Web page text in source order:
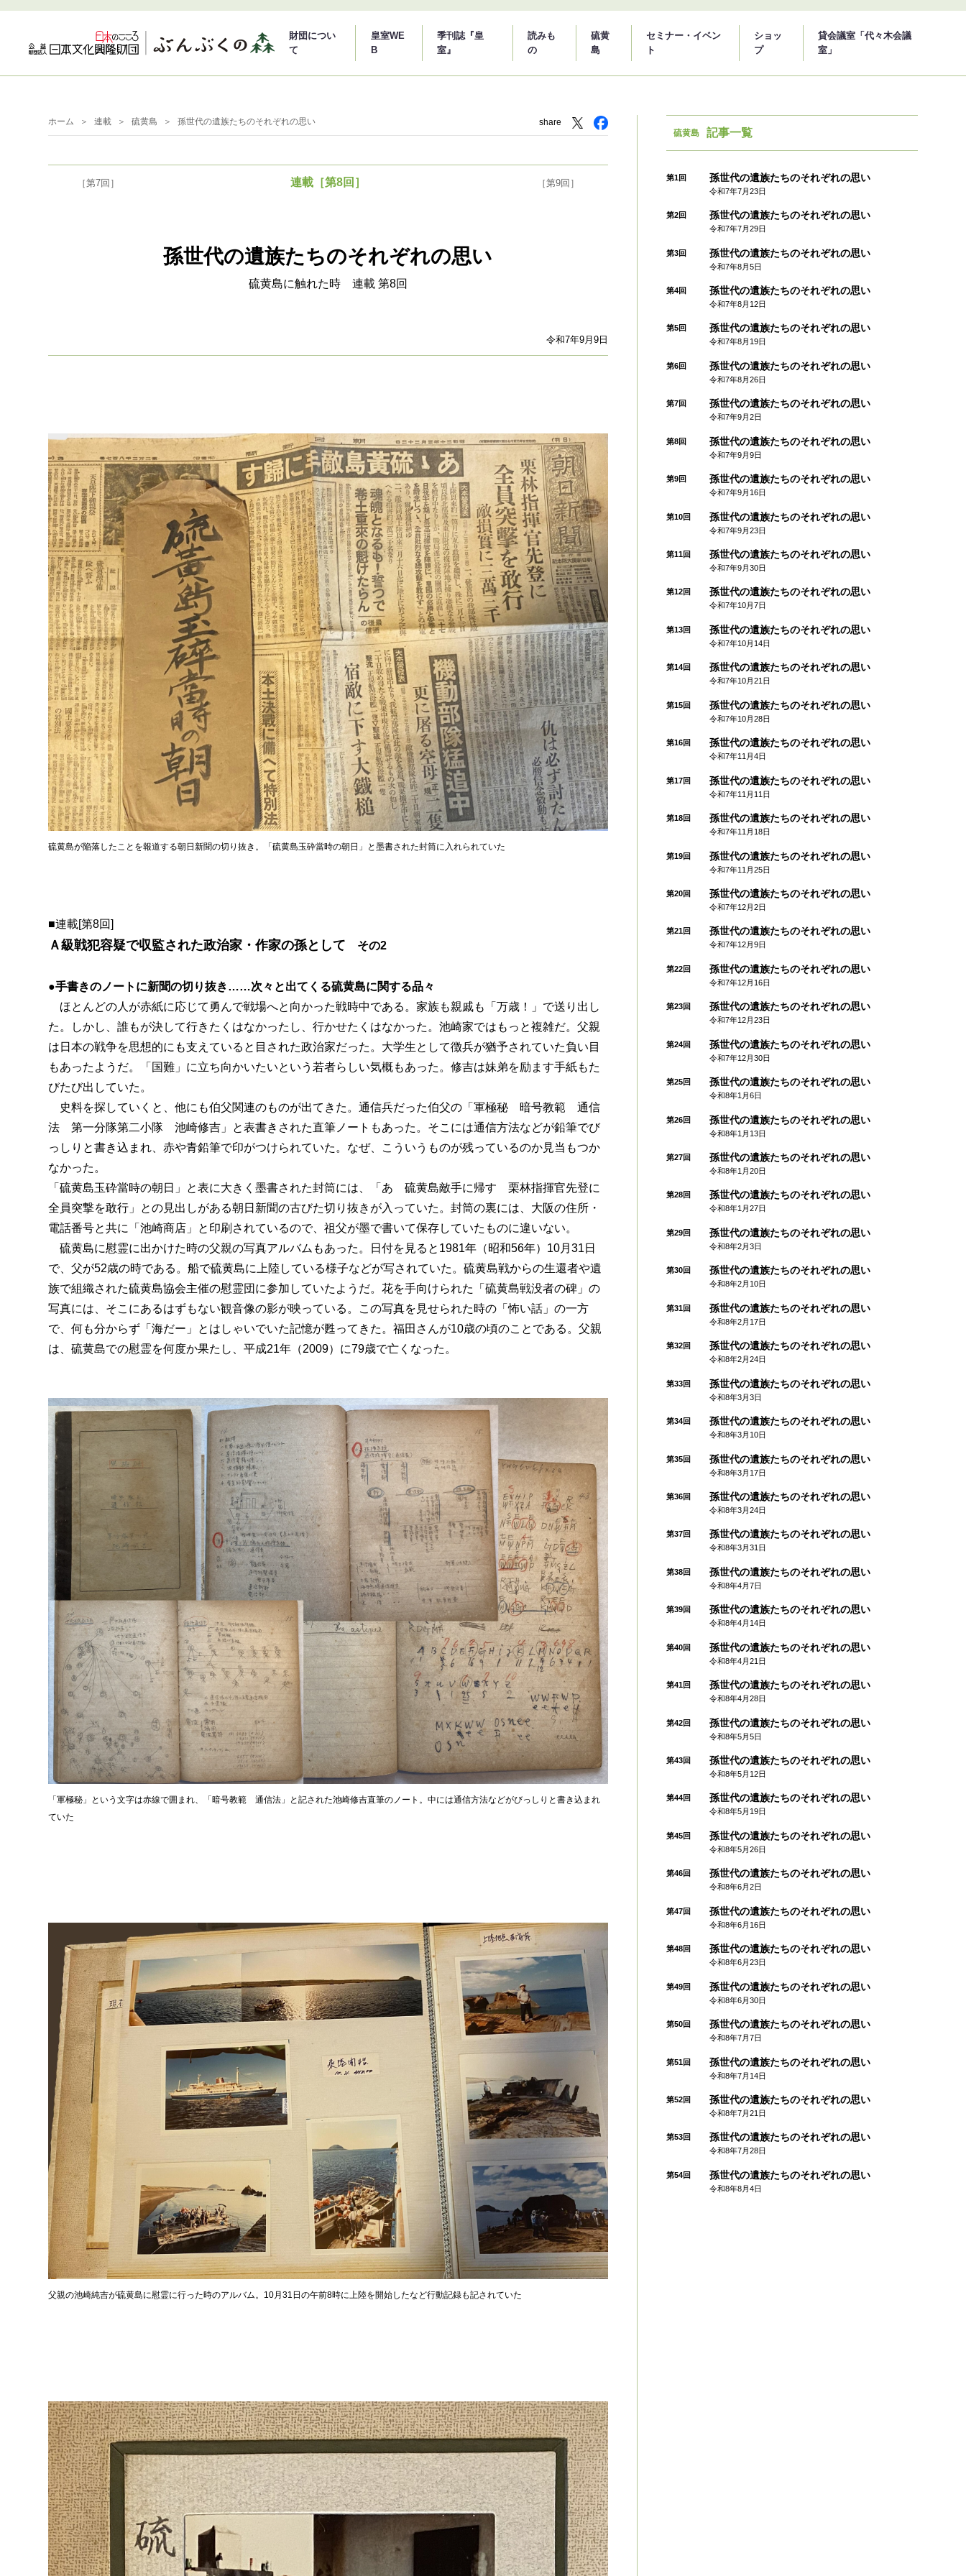
財団につい
て
皇室WE
B
季刊誌『皇
室』
読みも
の
硫黄
島
セミナー・イベン
ト
ショッ
プ
貸会議室「代々木会議
室」
ホーム 連載 硫黄島 孫世代の遺族たちのそれぞれの思い share
［第7回］ 連載［第8回］ ［第9回］
孫世代の遺族たちのそれぞれの思い
硫黄島に触れた時 連載 第8回
令和7年9月9日
硫黄島が陥落したことを報道する朝日新聞の切り抜き。「硫黄島玉砕當時の朝日」と墨書された封筒に入れられていた
■連載[第8回]
Ａ級戦犯容疑で収監された政治家・作家の孫として その2
●手書きのノートに新聞の切り抜き……次々と出てくる硫黄島に関する品々
ほとんどの人が赤紙に応じて勇んで戦場へと向かった戦時中である。家族も親戚も「万歳！」で送り出し
た。しかし、誰もが決して行きたくはなかったし、行かせたくはなかった。池崎家ではもっと複雑だ。父親
は日本の戦争を思想的にも支えていると目された政治家だった。大学生として徴兵が猶予されていた負い目
もあったようだ。「国難」に立ち向かいたいという若者らしい気概もあった。修吉は妹弟を励ます手紙もた
びたび出していた。
史料を探していくと、他にも伯父関連のものが出てきた。通信兵だった伯父の「軍極秘 暗号教範 通信
法 第一分隊第二小隊 池崎修吉」と表書きされた直筆ノートもあった。そこには通信方法などが鉛筆でび
っしりと書き込まれ、赤や青鉛筆で印がつけられていた。なぜ、こういうものが残っているのか見当もつか
なかった。
「硫黄島玉砕當時の朝日」と表に大きく墨書された封筒には、「あゝ硫黄島敵手に帰す 栗林指揮官先登に
全員突撃を敢行」との見出しがある朝日新聞の古びた切り抜きが入っていた。封筒の裏には、大阪の住所・
電話番号と共に「池崎商店」と印刷されているので、祖父が墨で書いて保存していたものに違いない。
硫黄島に慰霊に出かけた時の父親の写真アルバムもあった。日付を見ると1981年（昭和56年）10月31日
で、父が52歳の時である。船で硫黄島に上陸している様子などが写されていた。硫黄島戦からの生還者や遺
族で組織された硫黄島協会主催の慰霊団に参加していたようだ。花を手向けられた「硫黄島戦没者の碑」の
写真には、そこにあるはずもない観音像の影が映っている。この写真を見せられた時の「怖い話」の一方
で、何も分からず「海だー」とはしゃいでいた記憶が甦ってきた。福田さんが10歳の頃のことである。父親
は、硫黄島での慰霊を何度か果たし、平成21年（2009）に79歳で亡くなった。
「軍極秘」という文字は赤線で囲まれ、「暗号教範 通信法」と記された池崎修吉直筆のノート。中には通信方法などがびっしりと書き込まれ
ていた
父親の池崎純吉が硫黄島に慰霊に行った時のアルバム。10月31日の午前8時に上陸を開始したなど行動記録も記されていた
硫黄島 記事一覧
第1回 孫世代の遺族たちのそれぞれの思い
令和7年7月23日
第2回 孫世代の遺族たちのそれぞれの思い
令和7年7月29日
第3回 孫世代の遺族たちのそれぞれの思い
令和7年8月5日
第4回 孫世代の遺族たちのそれぞれの思い
令和7年8月12日
第5回 孫世代の遺族たちのそれぞれの思い
令和7年8月19日
第6回 孫世代の遺族たちのそれぞれの思い
令和7年8月26日
第7回 孫世代の遺族たちのそれぞれの思い
令和7年9月2日
第8回 孫世代の遺族たちのそれぞれの思い
令和7年9月9日
第9回 孫世代の遺族たちのそれぞれの思い
令和7年9月16日
第10回 孫世代の遺族たちのそれぞれの思い
令和7年9月23日
第11回 孫世代の遺族たちのそれぞれの思い
令和7年9月30日
第12回 孫世代の遺族たちのそれぞれの思い
令和7年10月7日
第13回 孫世代の遺族たちのそれぞれの思い
令和7年10月14日
第14回 孫世代の遺族たちのそれぞれの思い
令和7年10月21日
第15回 孫世代の遺族たちのそれぞれの思い
令和7年10月28日
第16回 孫世代の遺族たちのそれぞれの思い
令和7年11月4日
第17回 孫世代の遺族たちのそれぞれの思い
令和7年11月11日
第18回 孫世代の遺族たちのそれぞれの思い
令和7年11月18日
第19回 孫世代の遺族たちのそれぞれの思い
令和7年11月25日
第20回 孫世代の遺族たちのそれぞれの思い
令和7年12月2日
第21回 孫世代の遺族たちのそれぞれの思い
令和7年12月9日
第22回 孫世代の遺族たちのそれぞれの思い
令和7年12月16日
第23回 孫世代の遺族たちのそれぞれの思い
令和7年12月23日
第24回 孫世代の遺族たちのそれぞれの思い
令和7年12月30日
第25回 孫世代の遺族たちのそれぞれの思い
令和8年1月6日
第26回 孫世代の遺族たちのそれぞれの思い
令和8年1月13日
第27回 孫世代の遺族たちのそれぞれの思い
令和8年1月20日
第28回 孫世代の遺族たちのそれぞれの思い
令和8年1月27日
第29回 孫世代の遺族たちのそれぞれの思い
令和8年2月3日
第30回 孫世代の遺族たちのそれぞれの思い
令和8年2月10日
第31回 孫世代の遺族たちのそれぞれの思い
令和8年2月17日
第32回 孫世代の遺族たちのそれぞれの思い
令和8年2月24日
第33回 孫世代の遺族たちのそれぞれの思い
令和8年3月3日
第34回 孫世代の遺族たちのそれぞれの思い
令和8年3月10日
第35回 孫世代の遺族たちのそれぞれの思い
令和8年3月17日
第36回 孫世代の遺族たちのそれぞれの思い
令和8年3月24日
第37回 孫世代の遺族たちのそれぞれの思い
令和8年3月31日
第38回 孫世代の遺族たちのそれぞれの思い
令和8年4月7日
第39回 孫世代の遺族たちのそれぞれの思い
令和8年4月14日
第40回 孫世代の遺族たちのそれぞれの思い
令和8年4月21日
第41回 孫世代の遺族たちのそれぞれの思い
令和8年4月28日
第42回 孫世代の遺族たちのそれぞれの思い
令和8年5月5日
第43回 孫世代の遺族たちのそれぞれの思い
令和8年5月12日
第44回 孫世代の遺族たちのそれぞれの思い
令和8年5月19日
第45回 孫世代の遺族たちのそれぞれの思い
令和8年5月26日
第46回 孫世代の遺族たちのそれぞれの思い
令和8年6月2日
第47回 孫世代の遺族たちのそれぞれの思い
令和8年6月16日
第48回 孫世代の遺族たちのそれぞれの思い
令和8年6月23日
第49回 孫世代の遺族たちのそれぞれの思い
令和8年6月30日
第50回 孫世代の遺族たちのそれぞれの思い
令和8年7月7日
第51回 孫世代の遺族たちのそれぞれの思い
令和8年7月14日
第52回 孫世代の遺族たちのそれぞれの思い
令和8年7月21日
第53回 孫世代の遺族たちのそれぞれの思い
令和8年7月28日
第54回 孫世代の遺族たちのそれぞれの思い
令和8年8月4日